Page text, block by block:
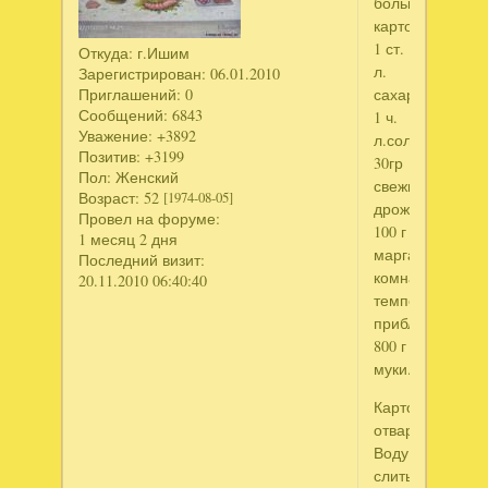
Откуда: г.Ишим
Зарегистрирован: 06.01.2010
Приглашений: 0
Сообщений: 6843
Уважение: +3892
Позитив: +3199
Пол: Женский
Возраст: 52 [1974-08-05]
Провел на форуме:
1 месяц 2 дня
Последний визит:
20.11.2010 06:40:40
картофелины
1 ст.
л.
сахара
1 ч.
л.соли
30гр
свежих
дрожжей
100 г
маргарина
комнатной
температуры
800 г
муки.
Картофель
отварить.
Воду
слить